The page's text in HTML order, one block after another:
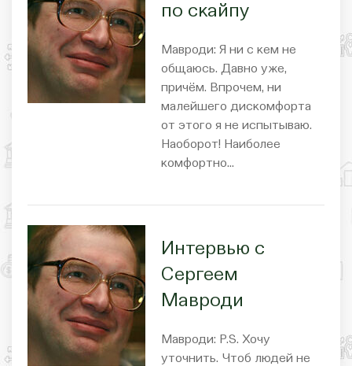
по скайпу
Мавроди: Я ни с кем не
общаюсь. Давно уже,
причём. Впрочем, ни
малейшего дискомфорта
от этого я не испытываю.
Наоборот! Наиболее
комфортно…
Интервью с
Сергеем
Мавроди
Мавроди: P.S. Хочу
уточнить. Чтоб людей не